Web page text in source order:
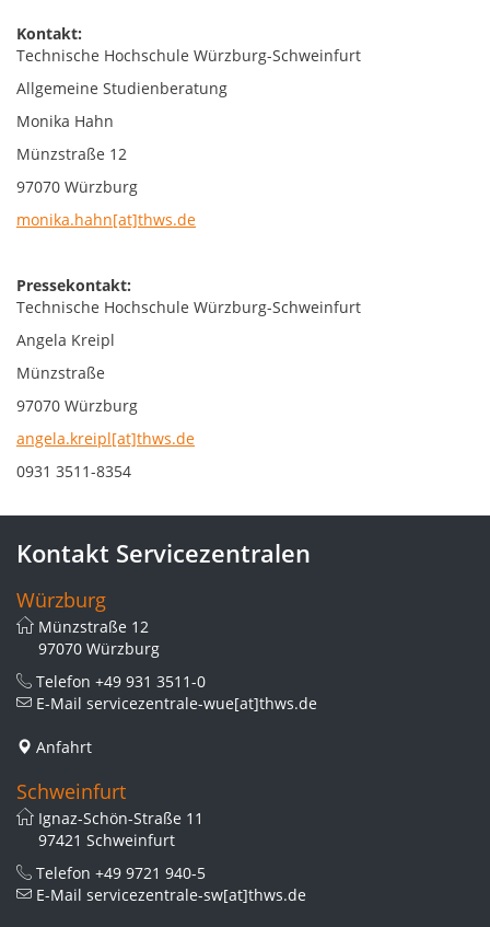
Kontakt:
Technische Hochschule Würzburg-Schweinfurt
Allgemeine Studienberatung
Monika Hahn
Münzstraße 12
97070 Würzburg
monika.hahn[at]thws.de
Pressekontakt:
Technische Hochschule Würzburg-Schweinfurt
Angela Kreipl
Münzstraße
97070 Würzburg
angela.kreipl[at]thws.de
0931 3511-8354
Kontakt Servicezentralen
Würzburg
Münzstraße 12
97070 Würzburg
Telefon +49 931 3511-0
E-Mail servicezentrale-wue[at]thws.de
Anfahrt
Schweinfurt
Ignaz-Schön-Straße 11
97421 Schweinfurt
Telefon +49 9721 940-5
E-Mail servicezentrale-sw[at]thws.de